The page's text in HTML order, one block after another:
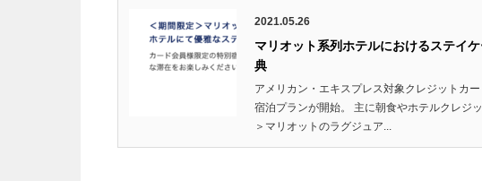
2021.05.26
マリオット系列ホテルにおけるステイ
典
アメリカン・エキスプレス対象クレジットカ
宿泊プランが開始。 主に朝食やホテルクレジ
＞マリオットのラグジュア...